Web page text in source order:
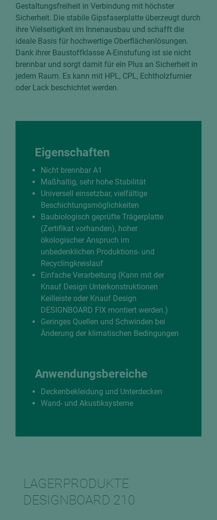
Gestaltungsfreiheit in Verbindung mit höchster
Sicherheit. Die stabile Gipsfaserplatte überzeugt durch
ihre Vielseitigkeit im Innenausbau und schafft die
ideale Basis für hochwertige Oberflächenlösungen.
Dank ihrer Baustoffklasse A-Einstufung ist sie nicht
brennbar und sorgt damit für ein Plus an Sicherheit in
jedem Raum. Es kann mit HPL, CPL, Echtholzfurnier
oder Lack beschichtet werden.
Eigenschaften
Nicht brennbar A1
Maßhaltig, sehr hohe Stabilität
Universell einsetzbar, vielfältige
Beschichtungsmöglichkeiten
Baubiologisch geprüfte Trägerplatte
(Zertifikat vorhanden), hoher
ökologischer Anspruch im
unbedenklichen Produktions- und
Recyclingkreislauf
Einfache Verarbeitung (Kann mit der
Knauf Design Unterkonstruktionen
Keilleiste oder Knauf Design
DESIGNBOARD FIX montiert werden.)
Geringes Quellen und Schwinden bei
Änderung der klimatischen Bedingungen
Anwendungsbereiche
Deckenbekleidung und Unterdecken
Wand- und Akustiksysteme
LAGERPRODUKTE
DESIGNBOARD 210